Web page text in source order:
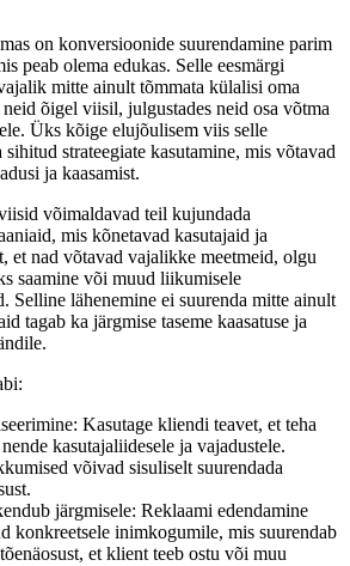
on konversioonide suurendamine parim
peab olema edukas. Selle eesmärgi
mitte ainult tõmmata külalisi oma
õigel viisil, julgustades neid osa võtma
Üks kõige elujõulisem viis selle
strateegiate kasutamine, mis võtavad
ja kaasamist.
võimaldavad teil kujundada
mis kõnetavad kasutajaid ja
et nad võtavad vajalikke meetmeid, olgu
saamine või muud liikumisele
Selline lähenemine ei suurenda mitte ainult
tagab ka järgmise taseme kaasatuse ja
Kasutage kliendi teavet, et teha
kasutajaliidesele ja vajadustele.
võivad sisuliselt suurendada
järgmisele: Reklaami edendamine
konkreetsele inimkogumile, mis suurendab
et klient teeb ostu või muu